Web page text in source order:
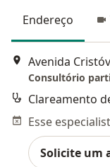
Endereço
Consultório
Clareamento
Solicite um